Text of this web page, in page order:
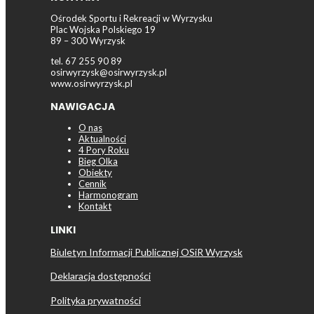
Ośrodek Sportu i Rekreacji w Wyrzysku
Plac Wojska Polskiego 19
89 – 300 Wyrzysk
tel. 67 255 90 89
osirwyrzysk@osirwyrzysk.pl
www.osirwyrzysk.pl
NAWIGACJA
O nas
Aktualności
4 Pory Roku
Bieg Olka
Obiekty
Cennik
Harmonogram
Kontakt
LINKI
Biuletyn Informacji Publicznej OSiR Wyrzysk
Deklaracja dostępności
Polityka prywatności